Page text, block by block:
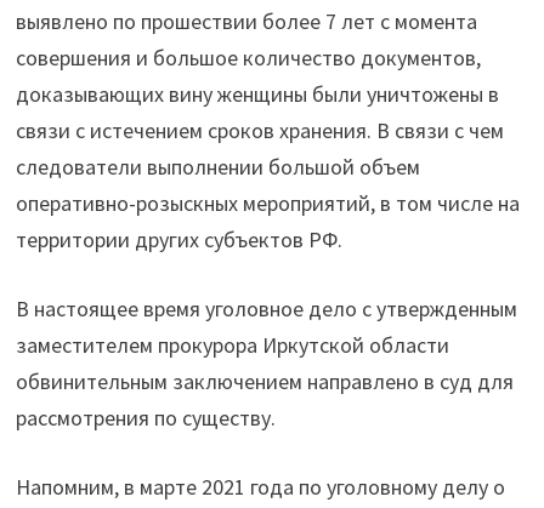
выявлено по прошествии более 7 лет с момента
совершения и большое количество документов,
доказывающих вину женщины были уничтожены в
связи с истечением сроков хранения. В связи с чем
следователи выполнении большой объем
оперативно-розыскных мероприятий, в том числе на
территории других субъектов РФ.
В настоящее время уголовное дело с утвержденным
заместителем прокурора Иркутской области
обвинительным заключением направлено в суд для
рассмотрения по существу.
Напомним, в марте 2021 года по уголовному делу о